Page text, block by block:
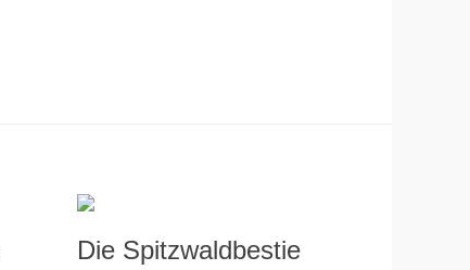
Die Spitzwaldbestie